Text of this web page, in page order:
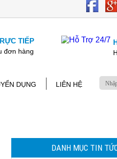
TIẾP
đơn hàng
DỤNG LIÊN HỆ
DANH MỤC TIN